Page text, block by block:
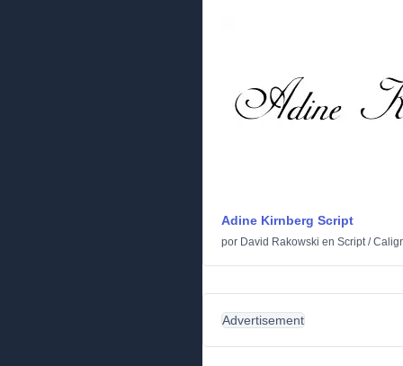
Adine Kirnberg Script
por David Rakowski en Script/
Advertisement